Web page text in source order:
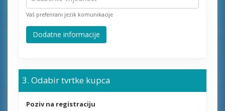
Vaš preferirani jezik komunikacije
Dodatne informacije
Odabir tvrtke kupca
Poziv na registraciju